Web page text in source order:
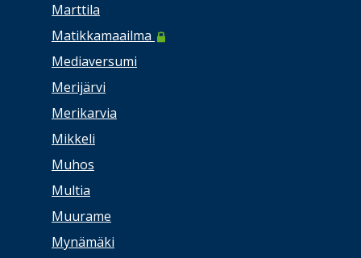
Marttila
Matikkamaailma
Mediaversumi
Merijärvi
Merikarvia
Mikkeli
Muhos
Multia
Muurame
Mynämäki